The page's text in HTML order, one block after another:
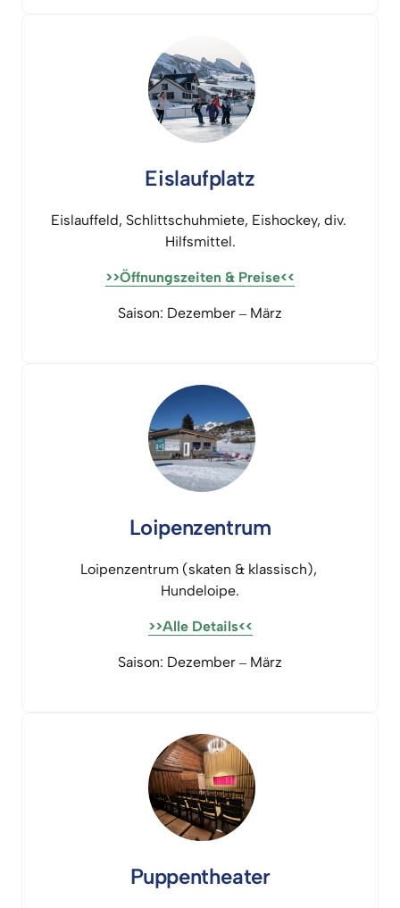
Eislaufplatz
Eislauffeld, Schlittschuhmiete, Eishockey,
Hilfsmittel.
>>Öffnungszeiten & Preise<<
Saison: Dezember ‒ März
Loipenzentrum
Loipenzentrum (skaten &
Hundeloipe.
>>Alle Details<<
Saison: Dezember ‒ März
Puppentheater